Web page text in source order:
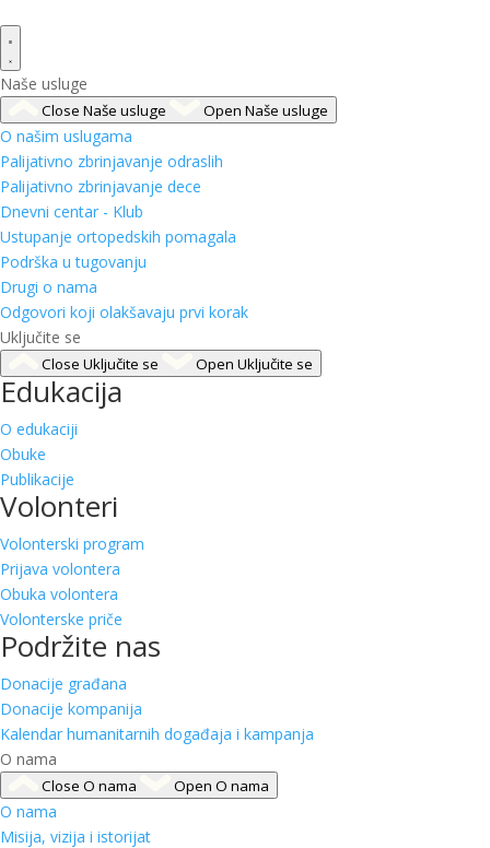
Naše usluge
Close Naše usluge Open Naše usluge
O našim uslugama
Palijativno zbrinjavanje odraslih
Palijativno zbrinjavanje dece
Dnevni centar - Klub
Ustupanje ortopedskih pomagala
Podrška u tugovanju
Drugi o nama
Odgovori koji olakšavaju prvi korak
Uključite se
Close Uključite se Open Uključite se
Edukacija
O edukaciji
Obuke
Publikacije
Volonteri
Volonterski program
Prijava volontera
Obuka volontera
Volonterske priče
Podržite nas
Donacije građana
Donacije kompanija
Kalendar humanitarnih događaja i kampanja
O nama
Close O nama Open O nama
O nama
Misija, vizija i istorijat